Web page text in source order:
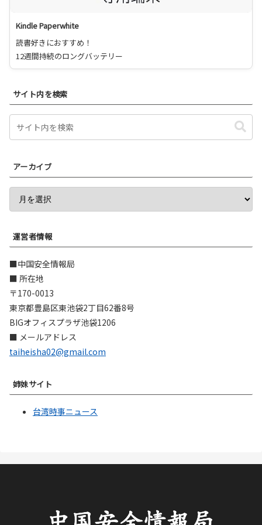
Kindle Paperwhite
読書好きにおすすめ！
12週間持続のロングバッテリー
サイト内を検索
アーカイブ
運営者情報
■中国安全情報局
■ 所在地
〒170-0013
東京都豊島区東池袋2丁目62番8号
BIGオフィスプラザ池袋1206
■ メールアドレス
taiheisha02@gmail.com
姉妹サイト
台湾時事ニュース